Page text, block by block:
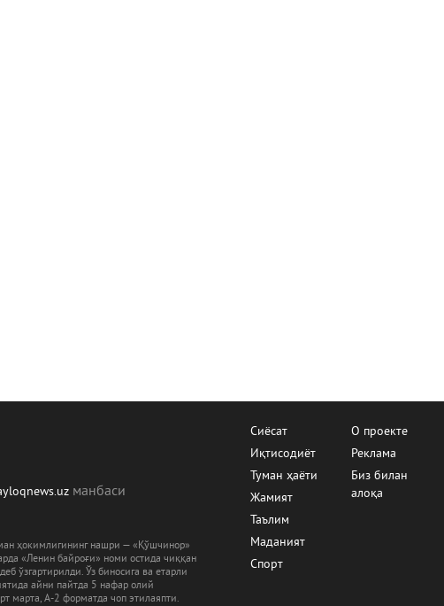
манбаcи
ҳокимлигининг нашри — «Қўшчинор»
«Ленин байроғи» номи остида чиққан
ўзгартирилди. Ўз биносига ва етарли
айни пайтда 5 нафар олий
марта, А-2 форматда чоп этилаяпти.
Сиёсат
Иқтисодиёт
Туман ҳаёти
Жамият
Таълим
Маданият
Спорт
О проекте
Реклама
Биз билан
алоқа